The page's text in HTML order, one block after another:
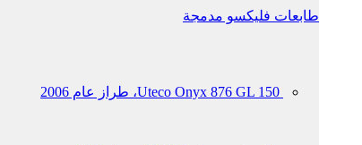
طابعات فليكسو مدمجة
Uteco Onyx 876 GL 150، طراز عام 2006